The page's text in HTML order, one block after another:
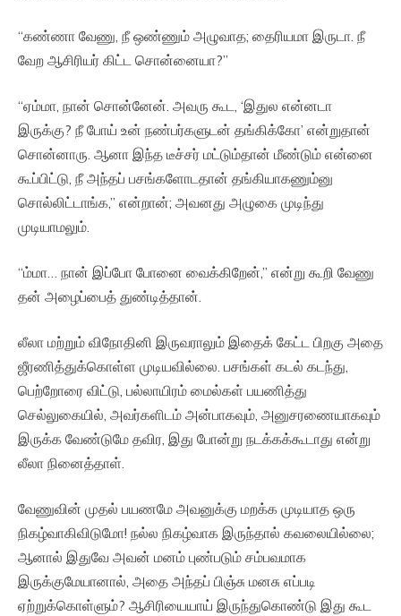
“கண்ணா வேணு, நீ ஒண்ணும் அழுவாத; தைரியமா இருடா. நீ
வேற ஆசிரியர் கிட்ட சொன்னையா?”
“ஏம்மா, நான் சொன்னேன். அவரு கூட, ‘இதுல என்னடா
இருக்கு? நீ போய் உன் நண்பர்களுடன் தங்கிக்கோ’ என்றுதான்
சொன்னாரு. ஆனா இந்த டீச்சர் மட்டும்தான் மீண்டும் என்னை
கூப்பிட்டு, நீ அந்தப் பசங்களோடதான் தங்கியாகணும்னு
சொல்லிட்டாங்க,” என்றான்; அவனது அழுகை முடிந்து
முடியாமலும்.
“ம்மா… நான் இப்போ போனை வைக்கிறேன்,” என்று கூறி வேணு
தன் அழைப்பைத் துண்டித்தான்.
லீலா மற்றும் விநோதினி இருவராலும் இதைக் கேட்ட பிறகு அதை
ஜீரணித்துக்கொள்ள முடியவில்லை. பசங்கள் கடல் கடந்து,
பெற்றோரை விட்டு, பல்லாயிரம் மைல்கள் பயணித்து
செல்லுகையில், அவர்களிடம் அன்பாகவும், அனுசரணையாகவும்
இருக்க வேண்டுமே தவிர, இது போன்று நடக்கக்கூடாது என்று
லீலா நினைத்தாள்.
வேணுவின் முதல் பயணமே அவனுக்கு மறக்க முடியாத ஒரு
நிகழ்வாகிவிடுமோ! நல்ல நிகழ்வாக இருந்தால் கவலையில்லை;
ஆனால் இதுவே அவன் மனம் புண்படும் சம்பவமாக
இருக்குமேயானால், அதை அந்தப் பிஞ்சு மனசு எப்படி
ஏற்றுக்கொள்ளும்? ஆசிரியையாய் இருந்துகொண்டு இது கூட